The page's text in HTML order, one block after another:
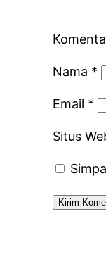
Nama *
Email *
Situs